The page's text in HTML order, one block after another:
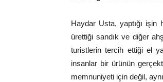
Haydar Usta, yaptığı işin
ürettiği sandık ve diğer
turistlerin tercih ettiği el
insanlar bir ürünün
memnuniyeti için değil,